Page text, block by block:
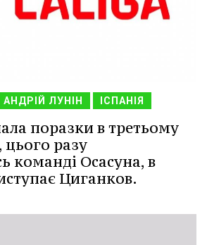
АНДРІЙ ЛУНІН ІСПАНІЯ
поразки в третьому
цього разу
команді Осасуна, в
Циганков.